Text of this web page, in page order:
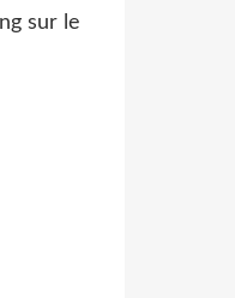
sur le